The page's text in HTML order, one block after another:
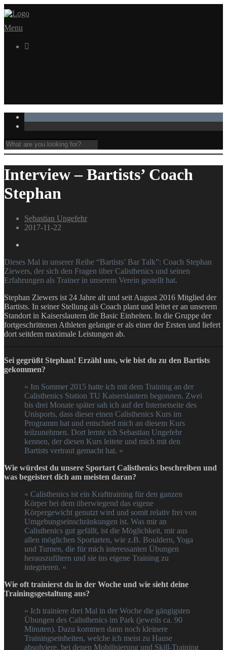
Menu

Interview – Bartists’ Coach
Stephan
Sebastian Ungefehr
2017-11-22
Dieses Mal in unserer Reihe “Bartists’ Bar Talk”: Coach Stephan
Ziewers, der sich den Fragen über Calisthenics und seinen
Erfahrungen als Trainer in unserem Verein gestellt hat.
Stephan Ziewers ist 24 Jahre alt und seit August 2016 Mitglied der
Bartists. In seiner Stellung als Coach plant und leitet er an unserem
Standort in Kaiserslautern die Basic Einheiten. In die Gruppe der
fortgeschrittenen Athleten gelangte er als einer der Ersten und liefert
dort seitdem maximale Leistungen ab.
Sei gegrüßt Stephan! Erzähl uns, wie bist du zu den Bartists
gekommen?
» Im Sommer 2015 hatte ich mit dem Training an der
Calisthenics Station TU Kaiserslautern begonnen. Zwei
bis drei Monate später sah ich auf der Internetseite des
Unisports, dass dieser einen Calisthenics Kurs im
Programm hat und entschied mich an diesem Kurs
teilzunehmen. Dort lernte ich Sebastian Ungefehr
kennen, der diesen Kurs leitete und mich mit den
Bartists vertraut gemacht hat. «
Wie würdest du unsere Sportart Calisthenics beschreiben und
was begeistert dich am meisten daran?
» Calisthenics ist ein Krafttraining für den ganzen
Körper bei dem überwiegend das eigene
Körpergewicht genutzt wird und somit relativ frei von
Umgebungseinschränkungen ist. Was mir an
Calisthenics gut gefällt, ist die Möglichkeit, mir aus
allen möglichen Sportarten, wie z.B. Bouldern, Yoga
und Turnen, die für mich interessanten Übungen
herauszufiltern und sie ins eigene Training zu
integrieren. «
Wie oft trainierst du in der Woche und wie sieht deine
Trainingsgestaltung aus?
» Ich trainiere drei Mal in der Woche die gängigsten
Übungen des Calisthenics im Park (jeweils ca. 90
Minuten). Dazu kommen dann noch kleinere
Trainingseinheiten, welche ich meist zu Hause
absolviere, bei denen Mobilisierung und Skill-Training